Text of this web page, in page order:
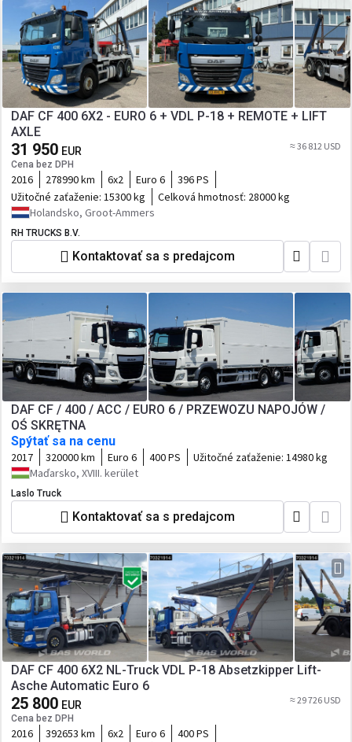
DAF CF 400 6X2 - EURO 6 + VDL P-18 + REMOTE + LIFT
AXLE
31 950 EUR
Cena bez DPH
≈ 36 812 USD
2016 278990 km 6x2 Euro 6
396 PS
Užitočné zaťaženie: 15300 kg Celková hmotnosť: 28000 kg
Holandsko, Groot-Ammers
RH TRUCKS B.V.
Kontaktovať sa s predajcom
DAF CF / 400 / ACC / EURO 6 / PRZEWOZU NAPOJÓW /
OŚ SKRĘTNA
Spýtať sa na cenu
2017 320000 km Euro 6 400 PS Užitočné zaťaženie: 14980 kg
Maďarsko, XVIII. kerület
Laslo Truck
Kontaktovať sa s predajcom
DAF CF 400 6X2 NL-Truck VDL P-18 Absetzkipper Lift-
Asche Automatic Euro 6
25 800 EUR
Cena bez DPH
≈ 29 726 USD
2016 392653 km 6x2 Euro 6
400 PS